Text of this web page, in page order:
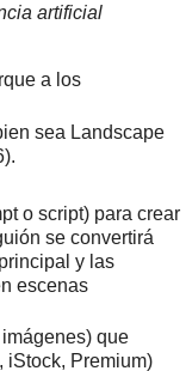
artificial
a los
sea Landscape
o script) para crear
se convertirá
y las
escenas
que
iStock, Premium)